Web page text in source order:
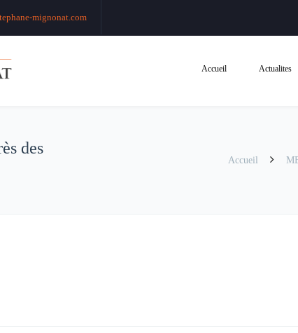
mignonat.com
Accueil Actualites
des
Accueil